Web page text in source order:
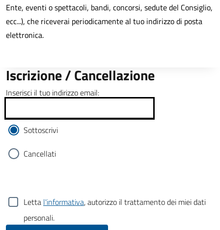
Ente, eventi o spettacoli, bandi, concorsi, sedute del Consiglio,
ecc...), che riceverai periodicamente al tuo indirizzo di posta
elettronica.
Iscrizione / Cancellazione
Inserisci il tuo indirizzo email:
Sottoscrivi
Cancellati
Letta l'informativa, autorizzo il trattamento dei miei dati
personali.